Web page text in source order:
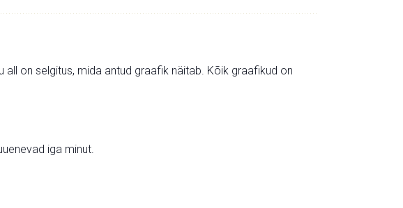
on selgitus, mida antud graafik näitab. Kõik graafikud on
iga minut.